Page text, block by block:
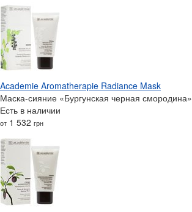
Academie Aromatherapie Radiance Mask
Маска-сияние «Бургунская черная смородина»
Есть в наличии
от 1 532 грн